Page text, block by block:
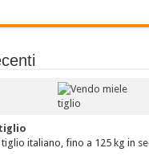
italiano, fino a 125 kg in